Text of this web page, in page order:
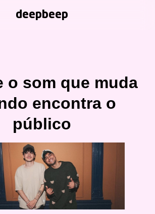
deepbeep
o som que muda
encontra o
público